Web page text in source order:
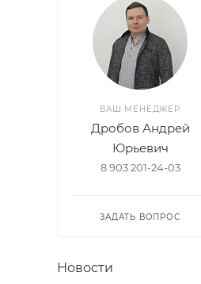
ВАШ МЕНЕДЖЕР
Дробов Андрей
Юрьевич
8 903 201-24-03
ЗАДАТЬ ВОПРОС
Новости